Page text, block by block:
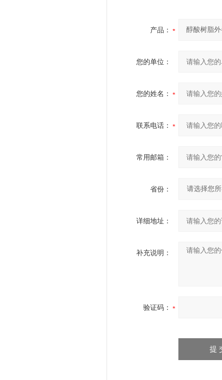
产品：
您的单位：
您的姓名：
联系电话：
常用邮箱：
省份：
详细地址：
补充说明：
验证码：